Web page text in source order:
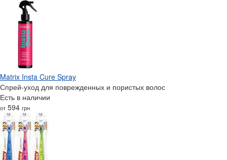
Matrix Insta Cure Spray
Спрей-уход для поврежденных и пористых волос
Есть в наличии
от 594 грн